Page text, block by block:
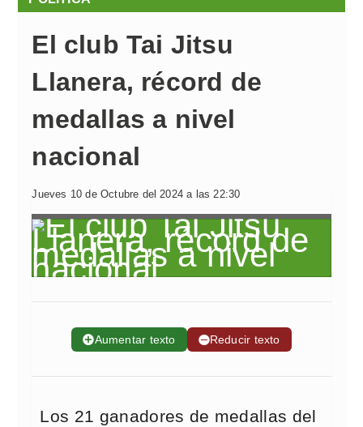
El club Tai Jitsu
Llanera, récord de
medallas a nivel
nacional
Jueves 10 de Octubre del 2024 a las 22:30
➕Aumentar texto ➖Reducir texto
Los 21 ganadores de medallas del